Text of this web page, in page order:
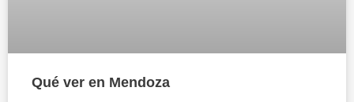
Qué ver en Mendoza